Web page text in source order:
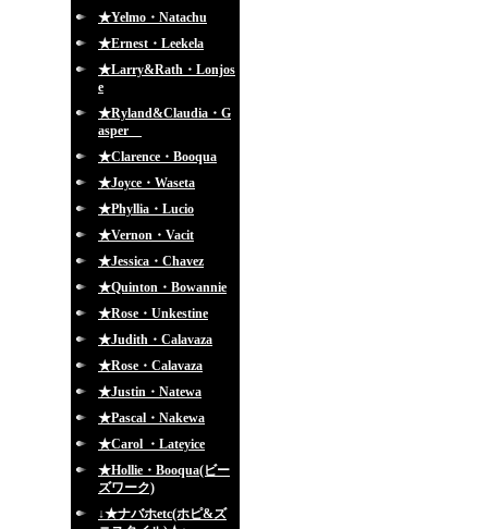
★Yelmo・Natachu
★Ernest・Leekela
★Larry&Rath・Lonjos
e
★Ryland&Claudia・G
asper
★Clarence・Booqua
★Joyce・Waseta
★Phyllia・Lucio
★Vernon・Vacit
★Jessica・Chavez
★Quinton・Bowannie
★Rose・Unkestine
★Judith・Calavaza
★Rose・Calavaza
★Justin・Natewa
★Pascal・Nakewa
★Carol ・Lateyice
★Hollie・Booqua(ビー
ズワーク)
↓★ナバホetc(ホピ&ズ